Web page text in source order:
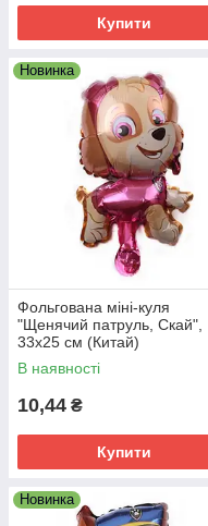
Купити
Новинка
Фольгована міні-куля
"Щенячий патруль, Скай",
33х25 см (Китай)
В наявності
10,44 ₴
Купити
Новинка